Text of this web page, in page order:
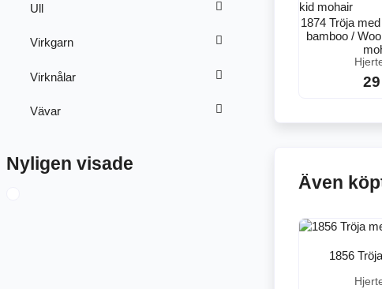
Ull
Virkgarn
Virknålar
Vävar
Nyligen visade
1874 Tröja
bamboo /
Även
1856